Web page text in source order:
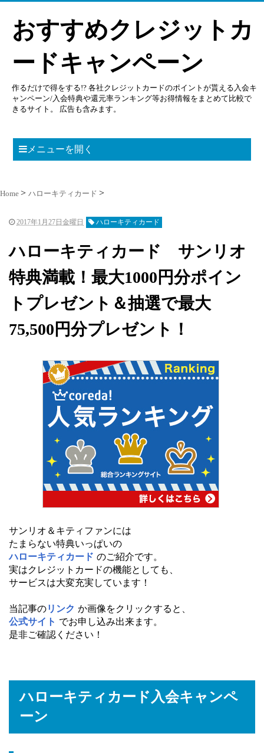
おすすめクレジットカ
ードキャンペーン
作るだけで得をする!? 各社クレジットカードのポイントが貰える入会キ
ャンペーン/入会特典や還元率ランキング等お得情報をまとめて比較で
きるサイト。 広告も含みます。
メニューを開く
Home ハローキティカード
2017年1月27日金曜日 ハローキティカード
ハローキティカード サンリオ
特典満載！最大1000円分ポイン
トプレゼント＆抽選で最大
75,500円分プレゼント！
サンリオ＆キティファンには
たまらない特典いっぱいの
ハローキティカード のご紹介です。
実はクレジットカードの機能としても、
サービスは大変充実しています！
当記事のリンク か画像をクリックすると、
公式サイト でお申し込み出来ます。
是非ご確認ください！
ハローキティカード入会キャンペ
ーン